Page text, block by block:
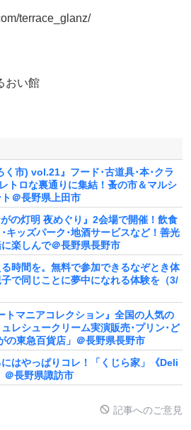
terrace_glanz/
おい館
市) vol.21』フード･古道具･本･クラ
トロな裏通りに集結！蚤の市＆マルシ
＠長野県上田市
の灯明 夜めぐり』2会場で開催！飲食
キッズパーク･地酒サービスなど！善光
楽しんで＠長野県長野市
時間を。無料で参加できるなぞとき体
で同じことに夢中になれる体験を（3/
マニアコレクション』全国の人気の
レシュークリーム実演販売･プリン･ど
の東急百貨店」＠長野県長野市
はやっぱりコレ！「くじら家」《Deli
長野県諏訪市
記事へのご意見